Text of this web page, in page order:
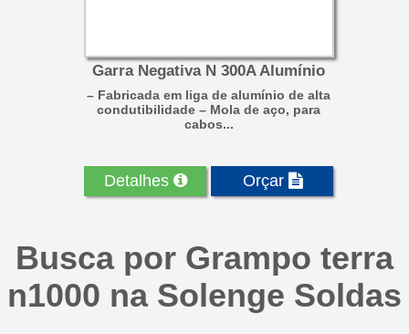
Garra Negativa N 300A Alumínio
– Fabricada em liga de alumínio de alta
condutibilidade – Mola de aço, para
cabos...
Detalhes Orçar
Busca por Grampo terra
n1000 na Solenge Soldas